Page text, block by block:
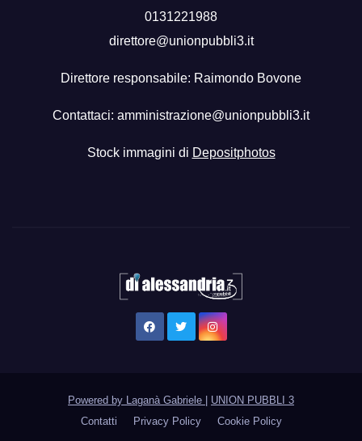
0131221988
direttore@unionpubbli3.it
Direttore responsabile: Raimondo Bovone
Contattaci: amministrazione@unionpubbli3.it
Stock immagini di Depositphotos
Powered by Laganà Gabriele
UNION PUBBLI 3
Contatti
Privacy Policy Cookie Policy